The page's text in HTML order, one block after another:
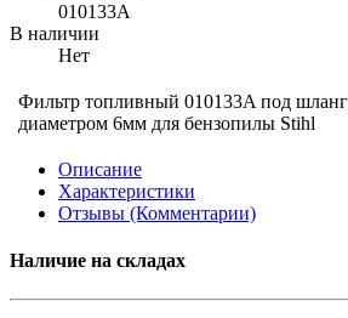
010133A
В наличии
Нет
Фильтр топливный 010133A под шланг
диаметром 6мм для бензопилы Stihl
Описание
Характеристики
Отзывы (Комментарии)
Наличие на складах